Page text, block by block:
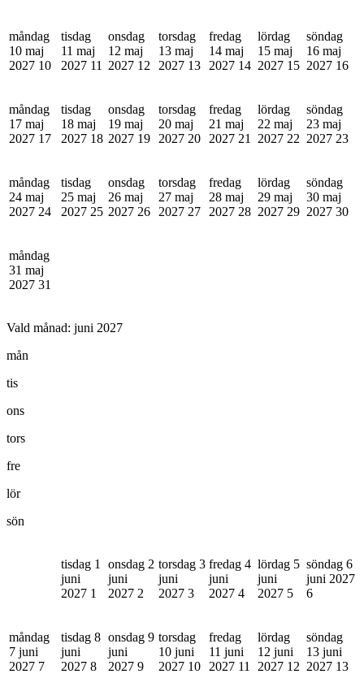
måndag
10 maj
2027 10
tisdag
11 maj
2027 11
onsdag
12 maj
2027 12
torsdag
13 maj
2027 13
fredag
14 maj
2027 14
lördag
15 maj
2027 15
söndag
16 maj
2027 16
måndag
17 maj
2027 17
tisdag
18 maj
2027 18
onsdag
19 maj
2027 19
torsdag
20 maj
2027 20
fredag
21 maj
2027 21
lördag
22 maj
2027 22
söndag
23 maj
2027 23
måndag
24 maj
2027 24
tisdag
25 maj
2027 25
onsdag
26 maj
2027 26
torsdag
27 maj
2027 27
fredag
28 maj
2027 28
lördag
29 maj
2027 29
söndag
30 maj
2027 30
måndag
31 maj
2027 31
Vald månad: juni 2027
mån
tis
ons
tors
fre
lör
sön
tisdag 1
juni
2027 1
onsdag 2
juni
2027 2
torsdag 3
juni
2027 3
fredag 4
juni
2027 4
lördag 5
juni
2027 5
söndag 6
juni 2027
6
måndag
7 juni
2027 7
tisdag 8
juni
2027 8
onsdag 9
juni
2027 9
torsdag
10 juni
2027 10
fredag
11 juni
2027 11
lördag
12 juni
2027 12
söndag
13 juni
2027 13